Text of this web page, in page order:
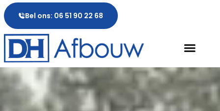
Bel ons: 06 51 90 22 68